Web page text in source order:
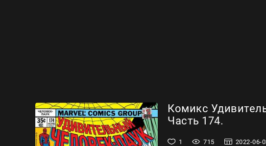
Комикс
Часть 174.
1 715 2022-06-